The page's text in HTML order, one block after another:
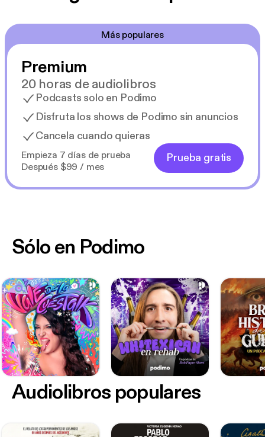
Más populares
Premium
20 horas de audiolibros
Podcasts solo en Podimo
Disfruta los shows de Podimo sin anuncios
Cancela cuando quieras
Empieza 7 días de prueba
Después $99 / mes
Prueba gratis
Sólo en Podimo
Audiolibros populares